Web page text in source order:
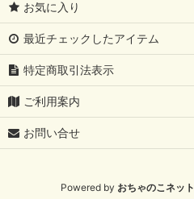
お気に入り
最近チェックしたアイテム
特定商取引法表示
ご利用案内
お問い合せ
Powered by おちゃのこネット